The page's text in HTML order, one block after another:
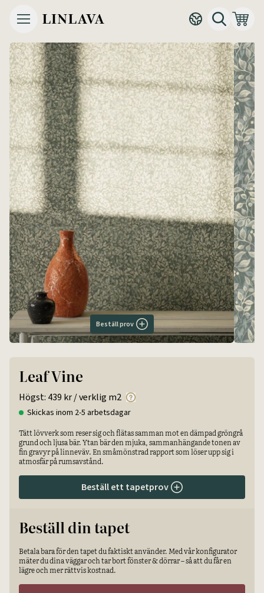
Beställ prov
Leaf Vine
Högst: 439 kr/ verklig m2
Skickas inom 2-5 arbetsdagar
Tätt lövverk som reser sig och flätas samman mot en dämpad gröngrå
grund och ljusa bär. Ytan bär den mjuka, sammanhängande tonen av
fin gravyr på linneväv. En småmönstrad rapport som löser upp sig i
atmosfär på rumsavstånd.
Beställ ett tapetprov
Beställ din tapet
Betala bara för den tapet du faktiskt använder. Med vår konfigurator
mäter du dina väggar och tar bort fönster & dörrar – så att du får en
lägre och mer rättvis kostnad.